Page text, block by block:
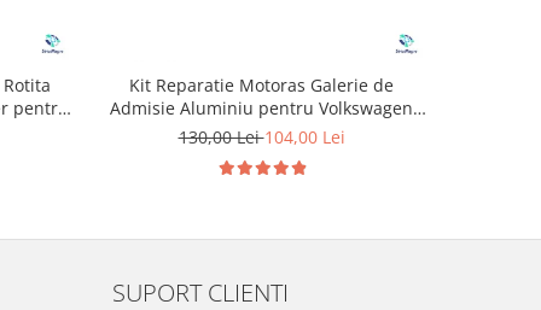
pentru
Kit Reparatie Motoras Galerie de
Admisie Aluminiu pentru Volkswagen
Skoda Seat Audi P2015
130,00 Lei104,00 Lei
SUPORT CLIENTI